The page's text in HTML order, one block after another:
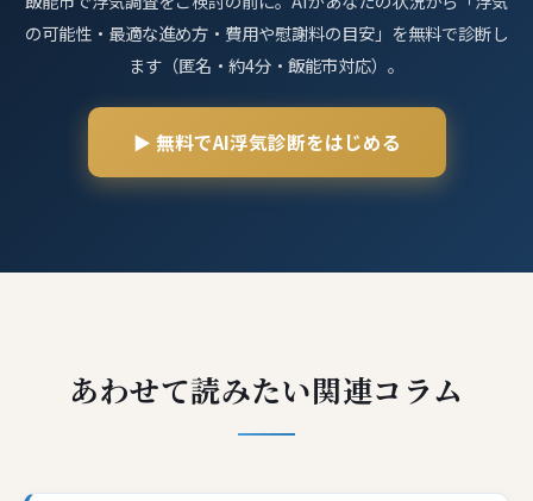
の可能性・最適な進め方・費用や慰謝料の目安」を無料で診断し
ます（匿名・約4分・飯能市対応）。
▶ 無料でAI浮気診断をはじめる
あわせて読みたい関連コラム